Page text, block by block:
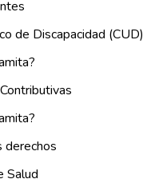
de Discapacidad (CUD)
derechos
Salud